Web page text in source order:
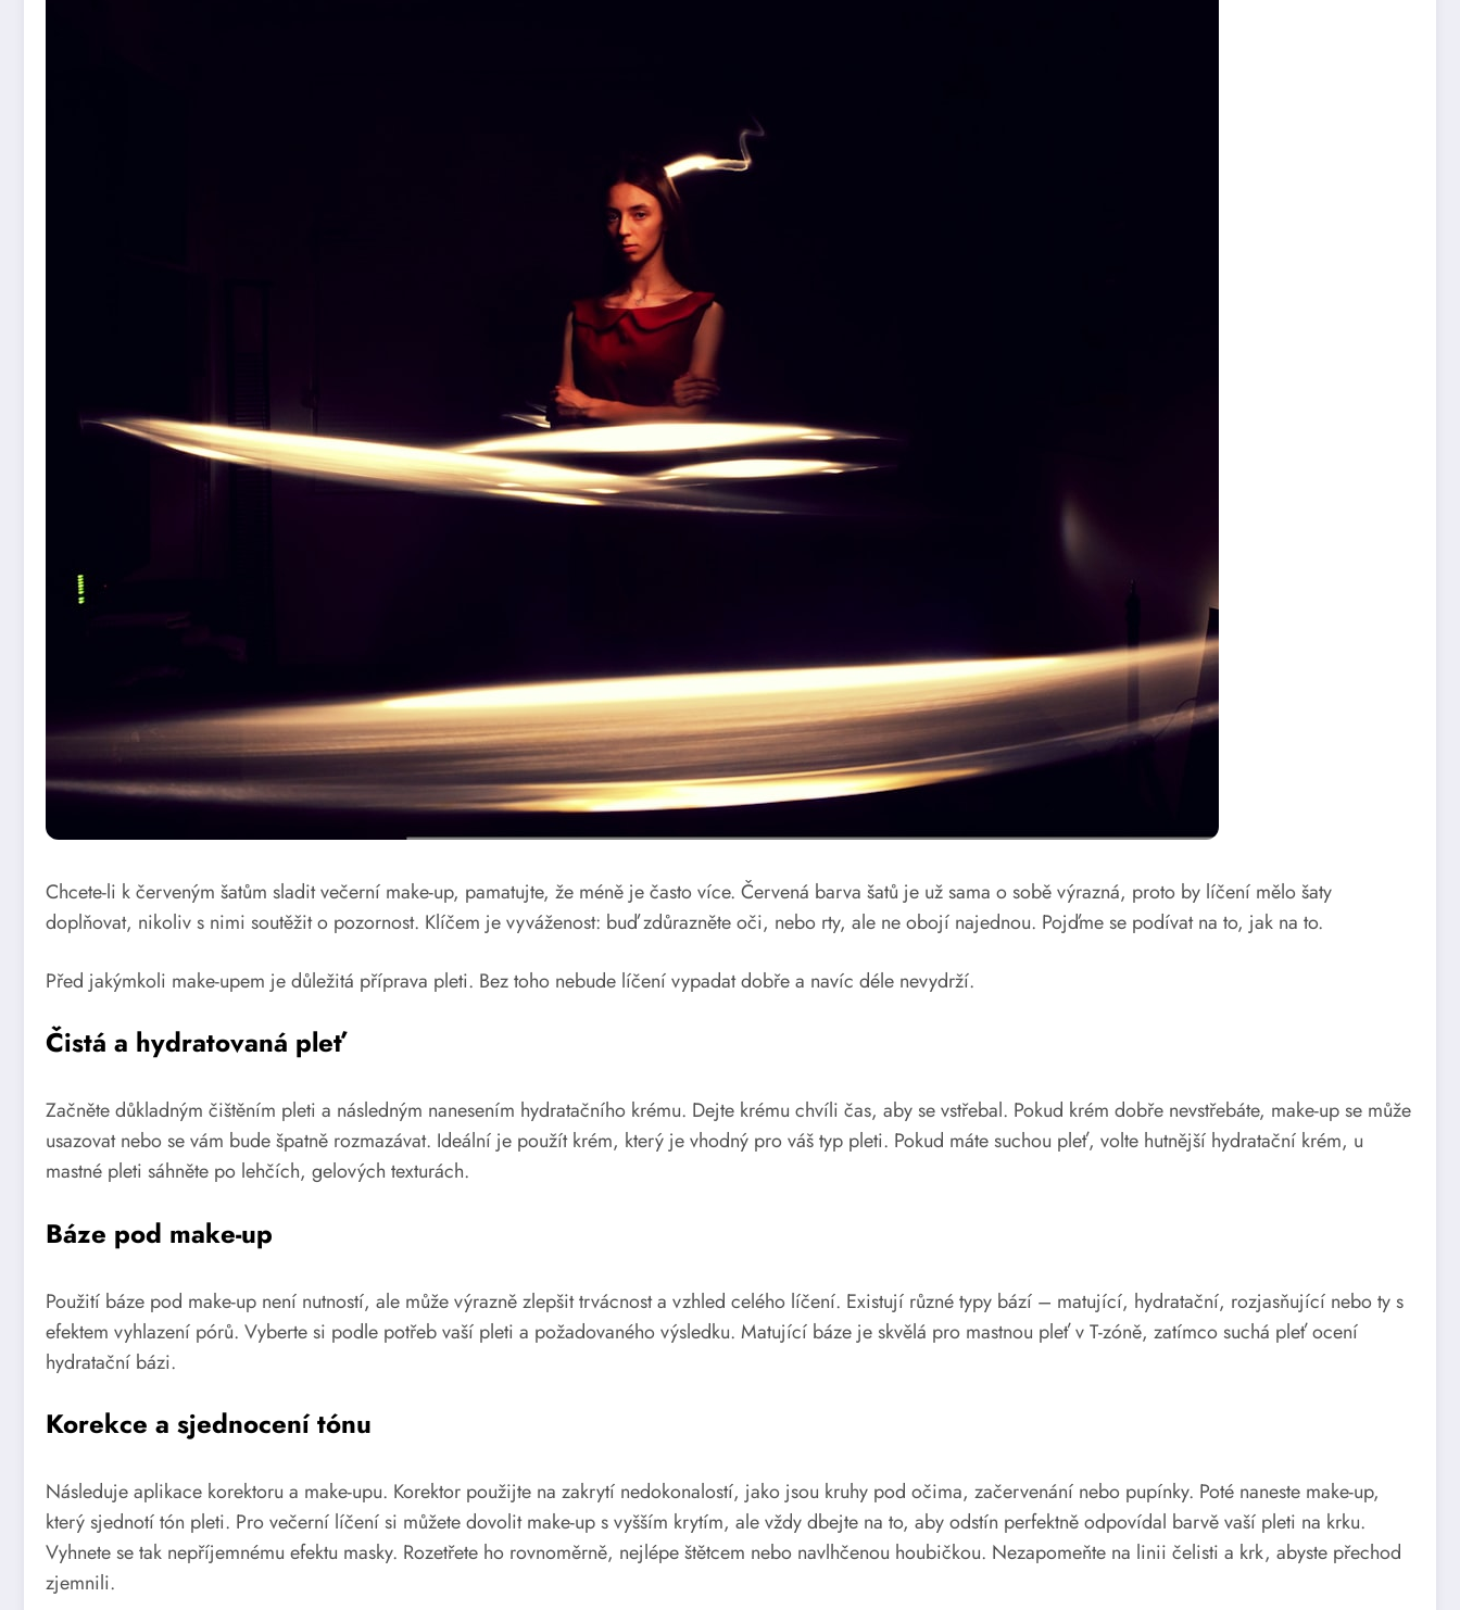
Chcete-li k červeným šatům sladit večerní make-up, pamatujte, že méně je často více. Červená barva šatů je už sama o sobě výrazná, proto by líčení mělo šaty
doplňovat, nikoliv s nimi soutěžit o pozornost. Klíčem je vyváženost: buď zdůrazněte oči, nebo rty, ale ne obojí najednou. Pojďme se podívat na to, jak na to.
Před jakýmkoli make-upem je důležitá příprava pleti. Bez toho nebude líčení vypadat dobře a navíc déle nevydrží.
Čistá a hydratovaná pleť
Začněte důkladným čištěním pleti a následným nanesením hydratačního krému. Dejte krému chvíli čas, aby se vstřebal. Pokud krém dobře nevstřebáte, make-up se může
usazovat nebo se vám bude špatně rozmazávat. Ideální je použít krém, který je vhodný pro váš typ pleti. Pokud máte suchou pleť, volte hutnější hydratační krém, u
mastné pleti sáhněte po lehčích, gelových texturách.
Báze pod make-up
Použití báze pod make-up není nutností, ale může výrazně zlepšit trvácnost a vzhled celého líčení. Existují různé typy bází – matující, hydratační, rozjasňující nebo ty s
efektem vyhlazení pórů. Vyberte si podle potřeb vaší pleti a požadovaného výsledku. Matující báze je skvělá pro mastnou pleť v T-zóně, zatímco suchá pleť ocení
hydratační bázi.
Korekce a sjednocení tónu
Následuje aplikace korektoru a make-upu. Korektor použijte na zakrytí nedokonalostí, jako jsou kruhy pod očima, začervenání nebo pupínky. Poté naneste make-up,
který sjednotí tón pleti. Pro večerní líčení si můžete dovolit make-up s vyšším krytím, ale vždy dbejte na to, aby odstín perfektně odpovídal barvě vaší pleti na krku.
Vyhnete se tak nepříjemnému efektu masky. Rozetřete ho rovnoměrně, nejlépe štětcem nebo navlhčenou houbičkou. Nezapomeňte na linii čelisti a krk, abyste přechod
zjemnili.